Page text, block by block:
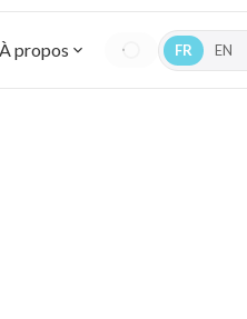
À propos FR EN